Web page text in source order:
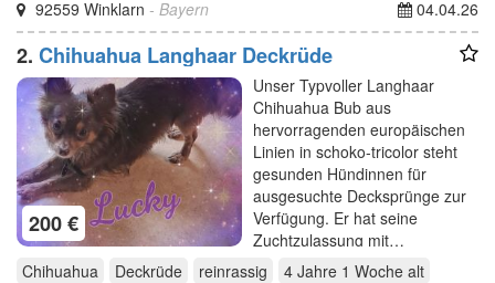
92559 Winklarn - Bayern 04.04.26
2. Chihuahua Langhaar Deckrüde
200 €
Unser Typvoller Langhaar
Chihuahua Bub aus
hervorragenden europäischen
Linien in schoko-tricolor steht
gesunden Hündinnen für
ausgesuchte Decksprünge zur
Verfügung. Er hat seine
Zuchtzulassung mit…
Chihuahua
Deckrüde reinrassig 4 Jahre 1 Woche alt